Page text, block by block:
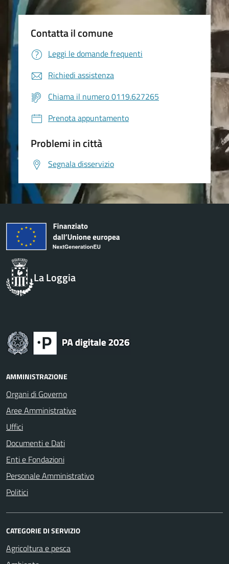
Contatta il comune
Leggi le domande frequenti
Richiedi assistenza
Chiama il numero 0119.627265
Prenota appuntamento
Problemi in città
Segnala disservizio
La Loggia
AMMINISTRAZIONE
Organi di Governo
Aree Amministrative
Uffici
Documenti e Dati
Enti e Fondazioni
Personale Amministrativo
Politici
CATEGORIE DI SERVIZIO
Agricoltura e pesca